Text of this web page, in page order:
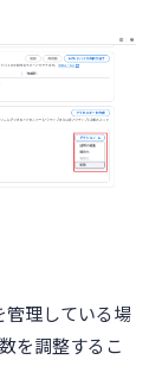
理している場
を調整するこ